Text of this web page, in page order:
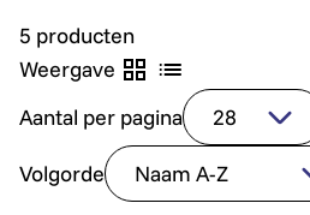
5 producten
Weergave
Aantal per pagina
Volgorde